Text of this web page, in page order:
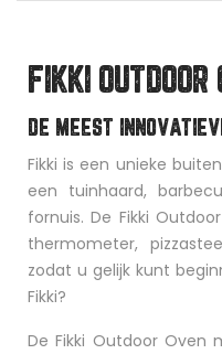
FIKKI OUTDOOR
DE MEEST
Fikki is een unieke
een tuinhaard,
fornuis. De Fikki
thermometer,
zodat u gelijk kunt
Fikki?
De Fikki Outdoor Oven